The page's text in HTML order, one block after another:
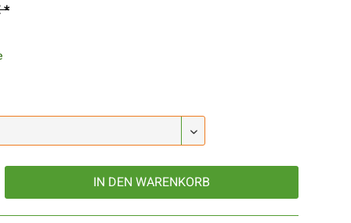
*
IN DEN WARENKORB